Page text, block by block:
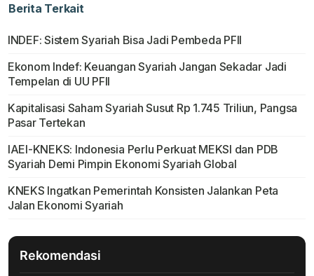
Berita Terkait
INDEF: Sistem Syariah Bisa Jadi Pembeda PFII
Ekonom Indef: Keuangan Syariah Jangan Sekadar Jadi
Tempelan di UU PFII
Kapitalisasi Saham Syariah Susut Rp 1.745 Triliun, Pangsa
Pasar Tertekan
IAEI-KNEKS: Indonesia Perlu Perkuat MEKSI dan PDB
Syariah Demi Pimpin Ekonomi Syariah Global
KNEKS Ingatkan Pemerintah Konsisten Jalankan Peta
Jalan Ekonomi Syariah
Rekomendasi